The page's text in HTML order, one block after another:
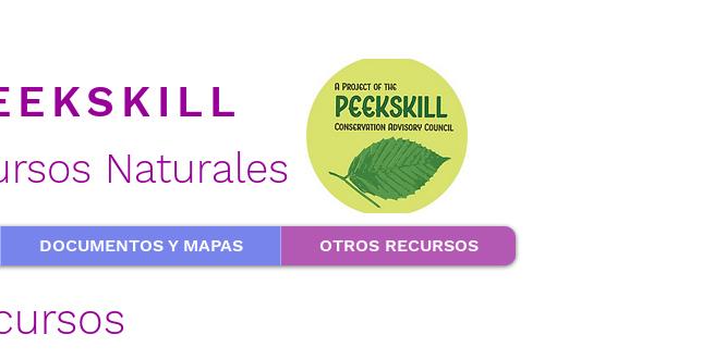
Naturales
DOCUMENTOS Y MAPAS OTROS RECURSOS